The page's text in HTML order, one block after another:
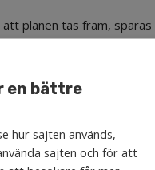
planen tas fram, sparas
och vilka
eller när ny
en bättre
hur sajten används,
sajten och för att